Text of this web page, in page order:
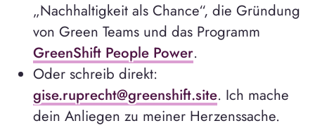
„Nachhaltigkeit als Chance“, die Gründung
von Green Teams und das Programm
GreenShift People Power.
Oder schreib direkt:
gise.ruprecht@greenshift.site. Ich mache
dein Anliegen zu meiner Herzenssache.